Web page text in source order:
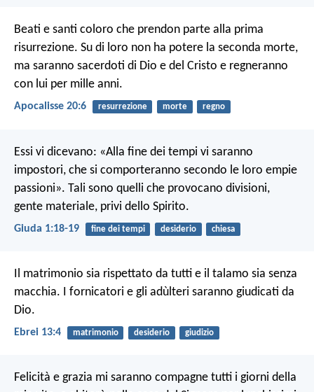
Beati e santi coloro che prendon parte alla prima
risurrezione. Su di loro non ha potere la seconda morte,
ma saranno sacerdoti di Dio e del Cristo e regneranno
con lui per mille anni.
Apocalisse 20:6 resurrezione morte regno
Essi vi dicevano: «Alla fine dei tempi vi saranno
impostori, che si comporteranno secondo le loro empie
passioni». Tali sono quelli che provocano divisioni,
gente materiale, privi dello Spirito.
Giuda 1:18-19 fine dei tempi desiderio chiesa
Il matrimonio sia rispettato da tutti e il talamo sia senza
macchia. I fornicatori e gli adùlteri saranno giudicati da
Dio.
Ebrei 13:4 matrimonio desiderio giudizio
Felicità e grazia mi saranno compagne tutti i giorni della